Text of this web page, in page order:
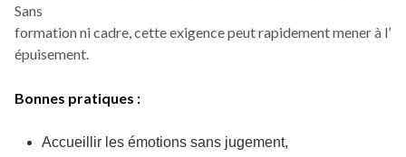
Sans
formation ni cadre, cette exigence peut rapidement mener à l’
épuisement.
Bonnes pratiques :
Accueillir les émotions sans jugement,